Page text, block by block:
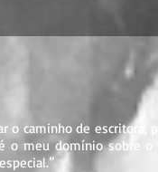
o caminho de escritora,
meu domínio sobre o